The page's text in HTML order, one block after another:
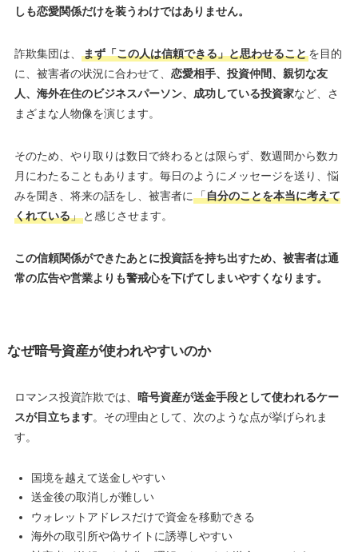
しも恋愛関係だけを装うわけではありません。
詐欺集団は、 まず「この人は信頼できる」と思わせることを目的
に、被害者の状況に合わせて、 恋愛相手、投資仲間、親切な友
人、海外在住のビジネスパーソン、成功している投資家など、さ
まざまな人物像を演じます。
そのため、やり取りは数日で終わるとは限らず、数週間から数カ
月にわたることもあります。毎日のようにメッセージを送り、悩
みを聞き、将来の話をし、被害者に 「自分のことを本当に考えて
くれている」と感じさせます。
この信頼関係ができたあとに投資話を持ち出すため、被害者は通
常の広告や営業よりも警戒心を下げてしまいやすくなります。
なぜ暗号資産が使われやすいのか
ロマンス投資詐欺では、 暗号資産が送金手段として使われるケー
スが目立ちます。その理由として、次のような点が挙げられま
す。
国境を越えて送金しやすい
送金後の取消しが難しい
ウォレットアドレスだけで資金を移動できる
海外の取引所や偽サイトに誘導しやすい